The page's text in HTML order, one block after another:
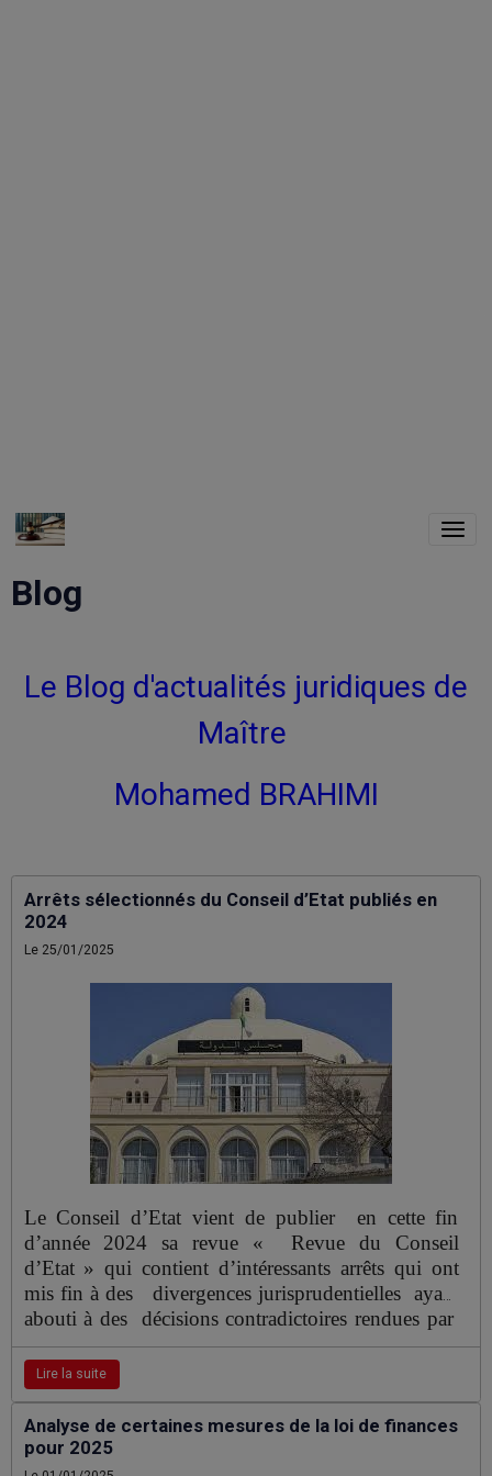
Blog
Le Blog d'actualités juridiques de
Maître
Mohamed BRAHIMI
Arrêts sélectionnés du Conseil d’Etat publiés en
2024
Le 25/01/2025
Le Conseil d’Etat vient de publier en cette fin
d’année 2024 sa revue « Revue du Conseil
d’Etat » qui contient d’intéressants arrêts qui ont
mis fin à des divergences jurisprudentielles ayant
abouti à des décisions contradictoires rendues par
les différentes juridictions inférieures ce qui a créé
des incertitudes et des incohérences .Il est à
remarquer qu’il est probable que c’est la dernière
fois que le Conseil d’Etat publie ses arrêts en tant
que juge d’appel ,puisque désormais cette Haute
juridiction est devenue principalement juge de
Lire la suite
Analyse de certaines mesures de la loi de finances
pour 2025